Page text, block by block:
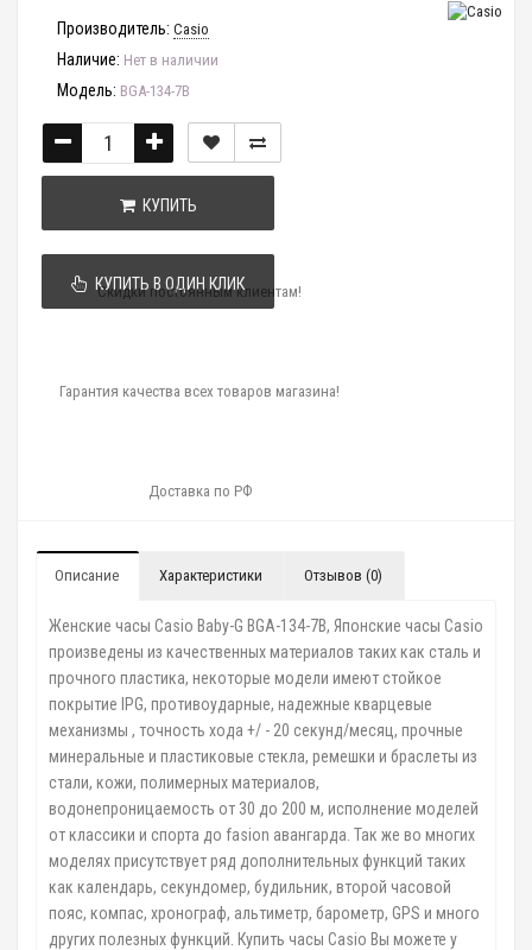
Производитель: Casio
Наличие: Нет в наличии
Модель: BGA-134-7B
КУПИТЬ
КУПИТЬ В ОДИН КЛИК
Скидки постоянным клиентам!
Гарантия качества всех товаров магазина!
Доставка по РФ
Описание Характеристики Отзывов (0)
Женские часы Casio Baby-G BGA-134-7B, Японские часы Casio
произведены из качественных материалов таких как сталь и
прочного пластика, некоторые модели имеют стойкое
покрытие IPG, противоударные, надежные кварцевые
механизмы , точность хода +/ - 20 секунд/месяц, прочные
минеральные и пластиковые стекла, ремешки и браслеты из
стали, кожи, полимерных материалов,
водонепроницаемость от 30 до 200 м, исполнение моделей
от классики и спорта до fasion авангарда. Так же во многих
моделях присутствует ряд дополнительных функций таких
как календарь, секундомер, будильник, второй часовой
пояс, компас, хронограф, альтиметр, барометр, GPS и много
других полезных функций. Купить часы Casio Вы можете у